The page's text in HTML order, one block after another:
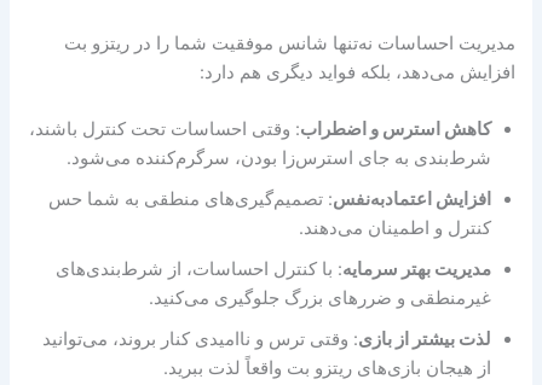
مدیریت احساسات نه‌تنها شانس موفقیت شما را در ریتزو بت
افزایش می‌دهد، بلکه فواید دیگری هم دارد:
کاهش استرس و اضطراب: وقتی احساسات تحت کنترل باشند،
شرط‌بندی به جای استرس‌زا بودن، سرگرم‌کننده می‌شود.
افزایش اعتمادبه‌نفس: تصمیم‌گیری‌های منطقی به شما حس
کنترل و اطمینان می‌دهند.
مدیریت بهتر سرمایه: با کنترل احساسات، از شرط‌بندی‌های
غیرمنطقی و ضررهای بزرگ جلوگیری می‌کنید.
لذت بیشتر از بازی: وقتی ترس و ناامیدی کنار بروند، می‌توانید
از هیجان بازی‌های ریتزو بت واقعاً لذت ببرید.